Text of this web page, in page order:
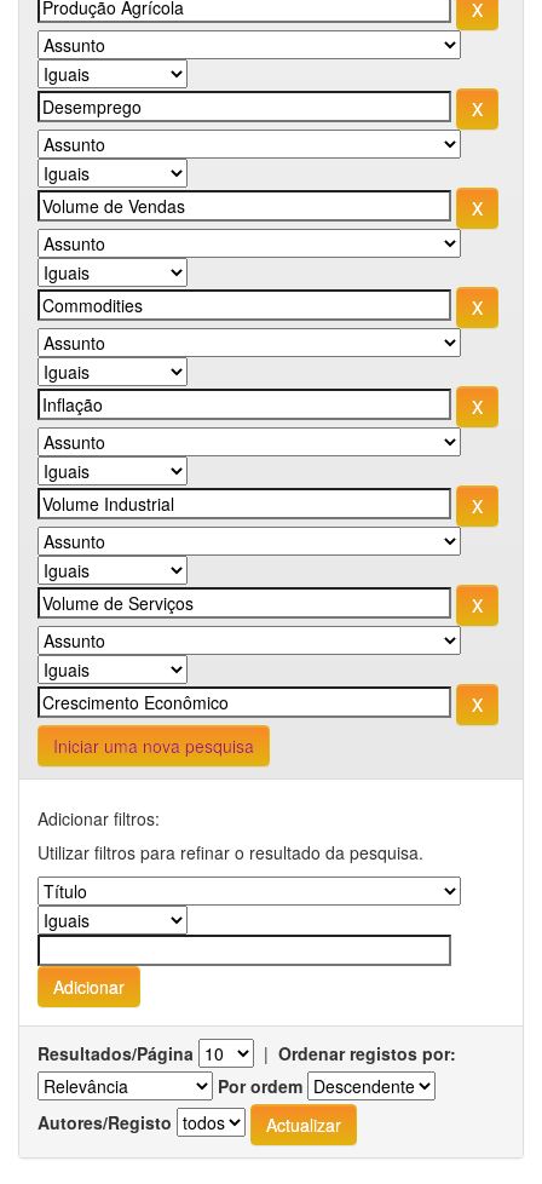
Iniciar uma nova pesquisa
Adicionar filtros:
Utilizar filtros para refinar o resultado da pesquisa.
Resultados/Página | Ordenar registos por:
Por ordem
Autores/Registo